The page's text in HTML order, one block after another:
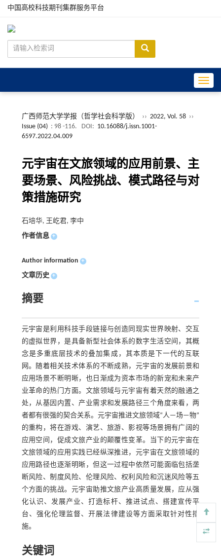
中国高校科技期刊集群服务平台
广西师范大学学报（哲学社会科学版） ›› 2022, Vol. 58 ››
Issue (04) : 98 -116. DOI: 10.16088/j.issn.1001-
6597.2022.04.009
元宇宙在文旅领域的应用前景、主
要场景、风险挑战、模式路径与对
策措施研究
石培华, 王屹君, 李中
作者信息 +
Author information +
文章历史 +
摘要
元宇宙是利用科技手段链接与创造同现实世界映射、交互
的虚拟世界，是具备新型社会体系的数字生活空间，其概
念是多重底层技术的叠加集成，其本质是下一代的互联
网。随着相关技术体系的不断成熟，元宇宙的发展前景和
应用场景不断明晰，也日渐成为资本市场的新宠和未来产
业革命的热门方面。文旅领域与元宇宙有着天然的融通之
处，从基因内置、产业需求和发展路径三个角度来看，两
者都有很强的契合关系。元宇宙推进文旅领域“人—场—物”
的重构，将在游戏、演艺、旅游、影视等场景拥有广阔的
应用空间，促成文旅产业的颠覆性变革。当下的元宇宙在
文旅领域的应用实践已经纵深推进，元宇宙在文旅领域的
应用路径也逐渐明晰，但这一过程中依然可能面临包括垄
断风险、制度风险、伦理风险、权利风险和沉迷风险等五
个方面的挑战。元宇宙助推文旅产业高质量发展，应从强
化认识、发展产业、打造标杆、推进试点、搭建宣传平
台、强化伦理监督、开展法律建设等方面采取针对性措
施。
关键词